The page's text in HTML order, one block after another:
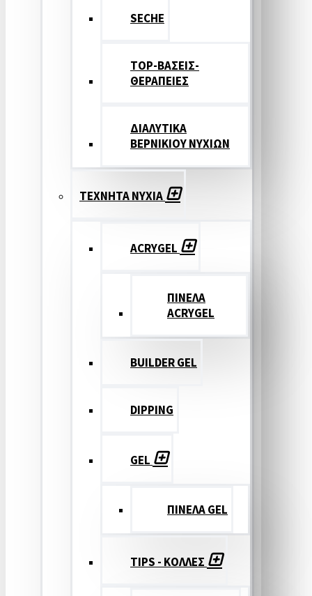
SECHE
TOP-ΒΑΣΕΙΣ-
ΘΕΡΑΠΕΙΕΣ
ΔΙΑΛΥΤΙΚΑ
ΒΕΡΝΙΚΙΟΥ ΝΥΧΙΩΝ
ΤΕΧΝΗΤΑ ΝΥΧΙΑ
ACRYGEL
ΠΙΝΕΛΑ
ACRYGEL
BUILDER GEL
DIPPING
GEL
ΠΙΝΕΛΑ GEL
TIPS - ΚΟΛΛΕΣ